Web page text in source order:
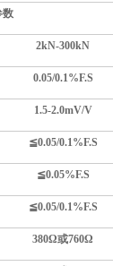
数
2kN-300kN
0.05/0.1%F.S
1.5-2.0mV/V
≦0.05/0.1%F.S
≦0.05%F.S
≦0.05/0.1%F.S
380Ω或760Ω